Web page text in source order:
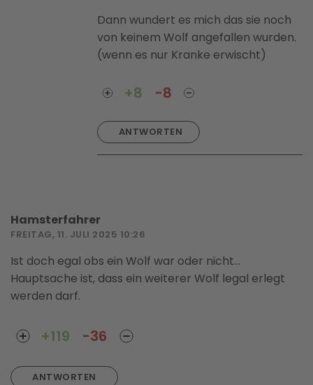
Dann wundert es mich das sie noch
von keinem Wolf angefallen wurden.
(wenn es nur Kranke erwischt)
ANTWORTEN
+8 -8
Hamsterfahrer
FREITAG, 11. JULI 2025 10:26
Ist doch egal obs ein Wolf war oder nicht...
Hauptsache ist, dass ein weiterer Wolf legal erlegt
werden darf.
ANTWORTEN
+119 -36